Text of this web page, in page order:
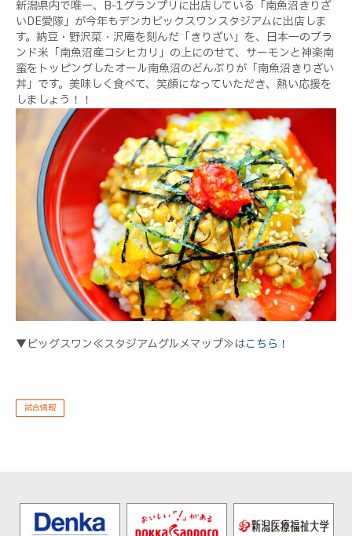
新潟県内で唯一、B-1グランプリに出店している「南魚沼きりざ
いDE愛隊」が今年もデンカビックスワンスタジアムに出店しま
す。納豆・野沢菜・沢庵を刻んだ「きりざい」を、日本一のブラ
ンド米「南魚沼産コシヒカリ」の上にのせて、サーモンと神楽南
蛮をトッピングしたオール南魚沼のどんぶりが「南魚沼きりざい
丼」です。美味しく食べて、笑顔になっていただき、熱い応援を
しましょう！！
▼ビッグスワン≪スタジアムグルメマップ≫はこちら！
試合情報